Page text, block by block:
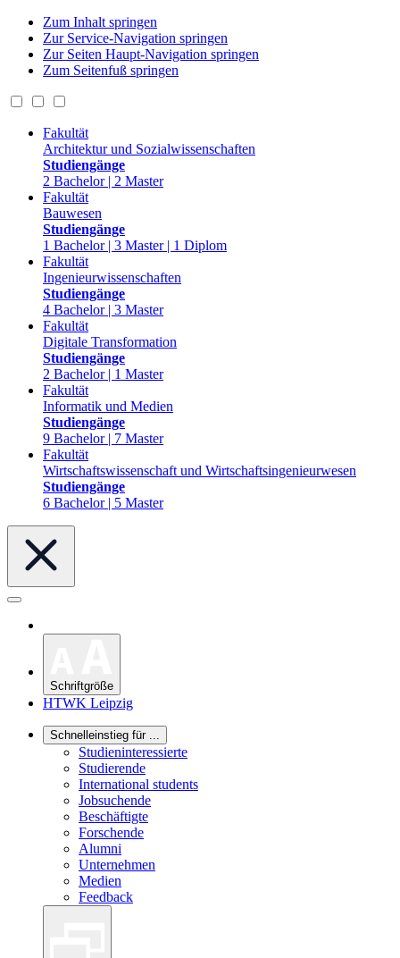
Zum Inhalt springen
Zur Service-Navigation springen
Zur Seiten Haupt-Navigation springen
Zum Seitenfuß springen
Fakultät
Architektur und Sozialwissenschaften
Studiengänge
2 Bachelor | 2 Master
Fakultät
Bauwesen
Studiengänge
1 Bachelor | 3 Master | 1 Diplom
Fakultät
Ingenieurwissenschaften
Studiengänge
4 Bachelor | 3 Master
Fakultät
Digitale Transformation
Studiengänge
2 Bachelor | 1 Master
Fakultät
Informatik und Medien
Studiengänge
9 Bachelor | 7 Master
Fakultät
Wirtschaftswissenschaft und Wirtschaftsingenieurwesen
Studiengänge
6 Bachelor | 5 Master
Schriftgröße
HTWK Leipzig
Schnelleinstieg für ...
Studieninteressierte
Studierende
International students
Jobsuchende
Beschäftigte
Forschende
Alumni
Unternehmen
Medien
Feedback